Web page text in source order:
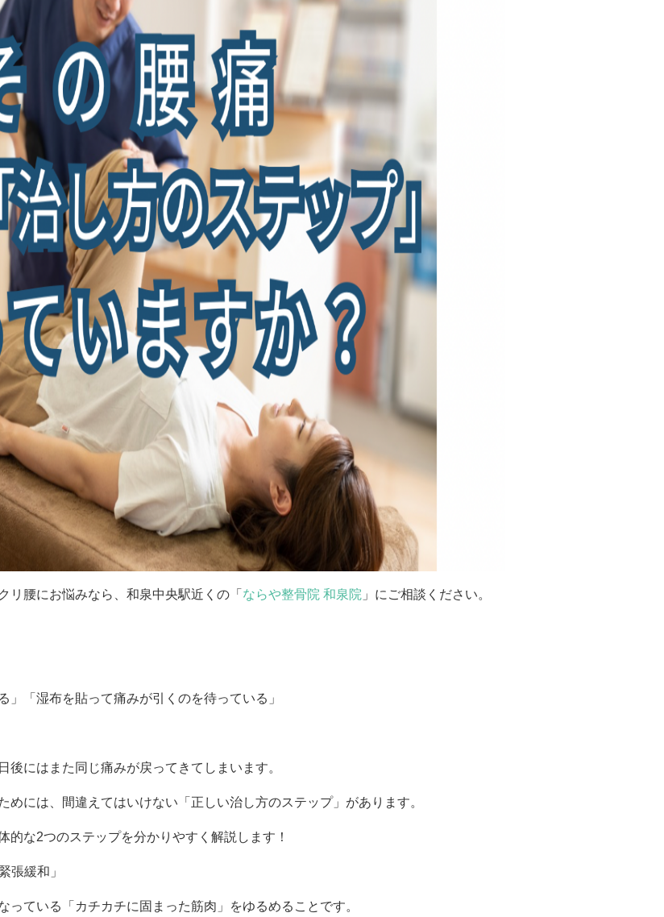
リ腰にお悩みなら、和泉中央駅近くの「 ならや整骨院 和泉院 」にご相談ください。
」「湿布を貼って痛みが引くのを待っている」
にはまた同じ痛みが戻ってきてしまいます。
めには、間違えてはいけない「正しい治し方のステップ」があります。
的な2つのステップを分かりやすく解説します！
張緩和」
っている「カチカチに固まった筋肉」をゆるめることです。